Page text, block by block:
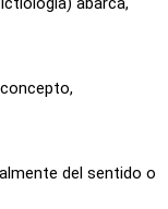
del sentido o